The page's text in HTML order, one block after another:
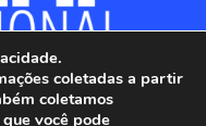
coletadas a partir
coletamos
você pode